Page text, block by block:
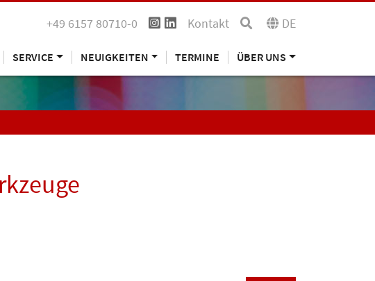
+49 6157 80710-0 Kontakt DE
SERVICE NEUIGKEITEN TERMINE ÜBER UNS